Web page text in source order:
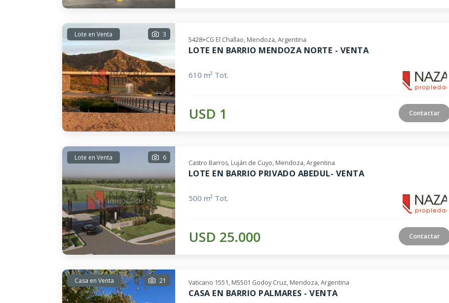
Lote en Venta 3
5428+CG El Challao, Mendoza, Argentina
LOTE EN BARRIO MENDOZA NORTE - VENTA
610 m² Tot.
USD 1 Contactar
Lote en Venta 6
Castro Barros, Luján de Cuyo, Mendoza, Argentina
LOTE EN BARRIO PRIVADO ABEDUL- VENTA
500 m² Tot.
USD 25.000 Contactar
Casa en Venta 21 Vaticano 1551, M5501 Godoy Cruz, Mendoza, Argentina
CASA EN BARRIO PALMARES - VENTA